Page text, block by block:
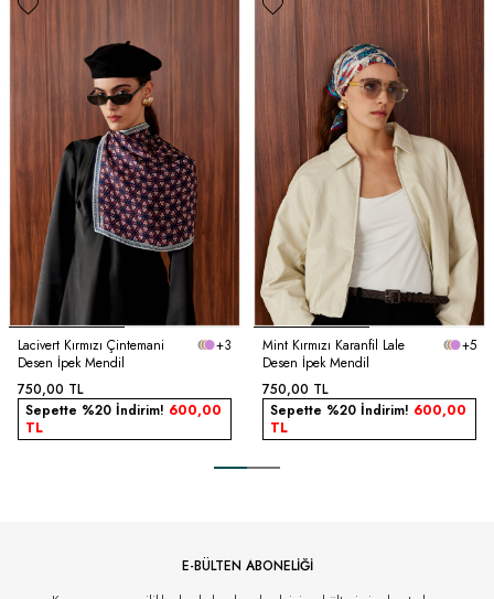
Lacivert Kırmızı Çintemani
Desen İpek Mendil
+3
750,00 TL
Sepette %20 İndirim! 600,00
TL
Mint Kırmızı Karanfil Lale
Desen İpek Mendil
+5
750,00 TL
Sepette %20 İndirim! 600,00
TL
E-BÜLTEN ABONELİĞİ